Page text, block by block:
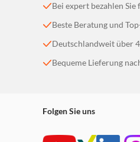
Bei expert bezahlen
Beste Beratung und
Deutschlandweit über
Bequeme Lieferung
Folgen Sie uns